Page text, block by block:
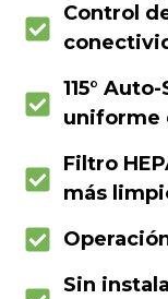
Control
115°
uniforme
Filtro
más
Sin